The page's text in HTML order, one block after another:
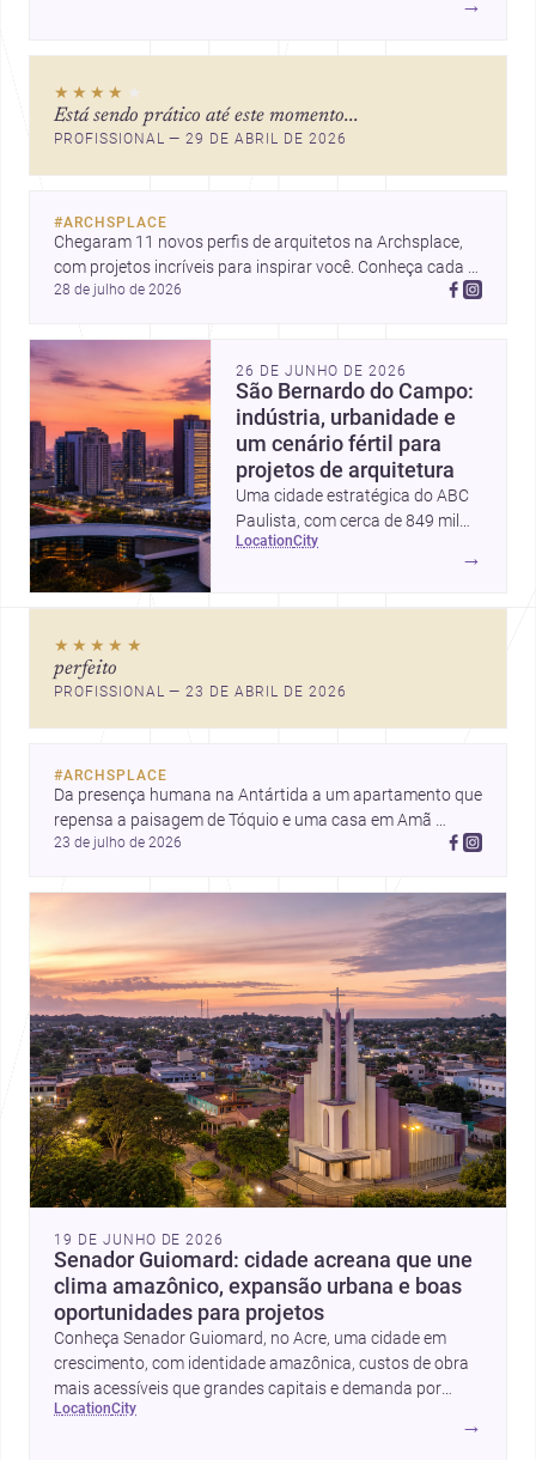
★★★★ ★
Está sendo prático até este momento...
PROFISSIONAL — 29 DE ABRIL DE 2026
#ARCHSPLACE
Chegaram 11 novos perfis de arquitetos na Archsplace,
com projetos incríveis para inspirar você. Conheça cada
perfil e descubra novas ideias para seus próximos
28 de julho de 2026
26 DE JUNHO DE 2026
São Bernardo do Campo:
indústria, urbanidade e
um cenário fértil para
projetos de arquitetura
Uma cidade estratégica do ABC
Paulista, com cerca de 849 mil
habitantes, custo de obra
location city
→
★★★★★
perfeito
PROFISSIONAL — 23 DE ABRIL DE 2026
#ARCHSPLACE
Da presença humana na Antártida a um apartamento que
repensa a paisagem de Tóquio e uma casa em Amã
integrada ao terreno. Descubra mais inspirações, projetos
23 de julho de 2026
19 DE JUNHO DE 2026
Senador Guiomard: cidade acreana que une
clima amazônico, expansão urbana e boas
oportunidades para projetos
Conheça Senador Guiomard, no Acre, uma cidade em
crescimento, com identidade amazônica, custos de obra
mais acessíveis que grandes capitais e demanda por
profissionais de arquitetura, construção e interiores.
location city
→